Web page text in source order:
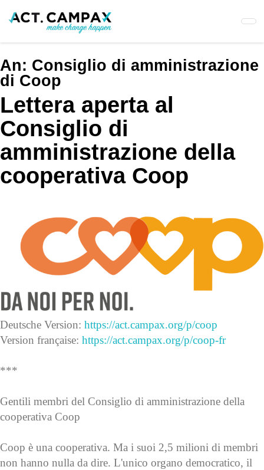
An: Consiglio di amministrazione
di Coop
Lettera aperta al
Consiglio di
amministrazione della
cooperativa Coop
Deutsche Version: https://act.campax.org/p/coop
Version française: https://act.campax.org/p/coop-fr
***
Gentili membri del Consiglio di amministrazione della
cooperativa Coop
Coop è una cooperativa. Ma i suoi 2,5 milioni di membri
non hanno nulla da dire. L'unico organo democratico, il